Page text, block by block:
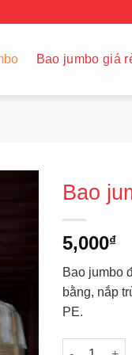
Bao jumbo giá
Bao
5,000₫
Bao jumbo
bằng, nắp
PE.
Bao jumbo